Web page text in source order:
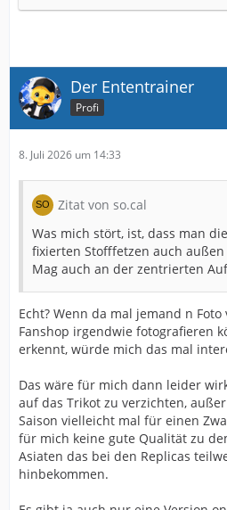
Der Ententrainer
Profi
8. Juli 2026 um 14:33
Zitat von so.cal
Was mich stört, ist, dass man
fixierten Stofffetzen auch
Mag auch an der zentrierten
Echt? Wenn da mal jemand n
Fanshop irgendwie fotografieren
erkennt, würde mich das mal
Das wäre für mich dann leider
auf das Trikot zu verzichten,
Saison vielleicht mal für einen
für mich keine gute Qualität zu
Asiaten das bei den Replicas
hinbekommen.